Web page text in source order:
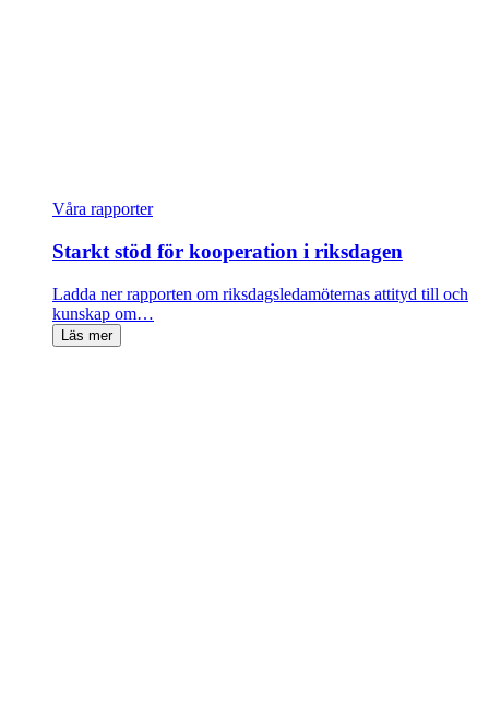
Våra rapporter
Starkt stöd för kooperation i riksdagen
Ladda ner rapporten om riksdagsledamöternas attityd till och
kunskap om…
Läs mer